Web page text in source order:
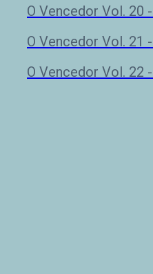
O Vencedor Vol. 20
O Vencedor Vol. 21
O Vencedor Vol. 22